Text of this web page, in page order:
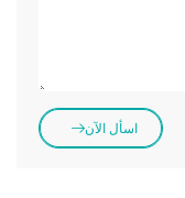
اسأل الآن